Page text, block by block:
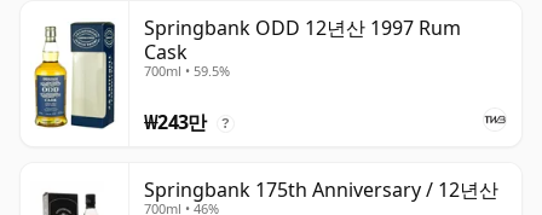
Springbank ODD 12년산 1997 Rum
Cask
700ml • 59.5%
₩243만 ?
Springbank 175th Anniversary / 12년산
700ml • 46%